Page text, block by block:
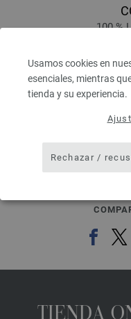
Usamos cookies en
esenciales, mientras
tienda y su experiencia.
Rechazar /
100 %
Grosor
IVA no incluido, más